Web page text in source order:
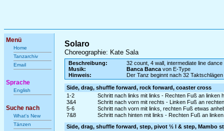
Menü
Home
Tanzarchiv
Email
Sprache
English
Suche nach
What's New
Tänzen
Solaro
Choreographie: Kate Sala
Beschreibung:
32 count, 4 wall, intermediate line dance
Musik:
Banca Bancavon E-Type
Hinweis:
Der Tanz beginnt nach 32 Taktschlägen
Side, drag, shuffle forward, rock forward, coaster cross
1-2
Schritt nach links mit links - Rechten Fuß an linken
3&4
Schritt nach vorn mit rechts - Linken Fuß an
5-6
Schritt nach vorn mit links, rechten Fuß etwas
7&8
Schritt nach hinten mit links - Rechten Fuß an
Side, drag, shuffle forward, step, pivot ½ l & step, Mambo